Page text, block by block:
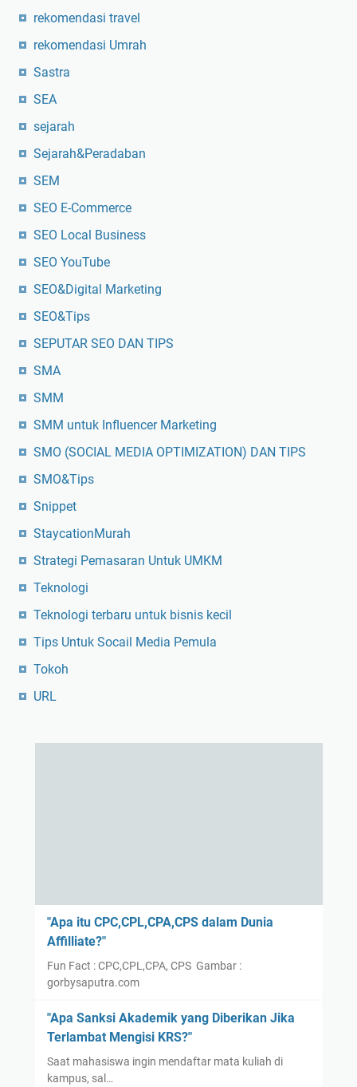
rekomendasi travel
rekomendasi Umrah
Sastra
SEA
sejarah
Sejarah&Peradaban
SEM
SEO E-Commerce
SEO Local Business
SEO YouTube
SEO&Digital Marketing
SEO&Tips
SEPUTAR SEO DAN TIPS
SMA
SMM
SMM untuk Influencer Marketing
SMO (SOCIAL MEDIA OPTIMIZATION) DAN TIPS
SMO&Tips
Snippet
StaycationMurah
Strategi Pemasaran Untuk UMKM
Teknologi
Teknologi terbaru untuk bisnis kecil
Tips Untuk Socail Media Pemula
Tokoh
URL
"Apa itu CPC,CPL,CPA,CPS dalam Dunia
Affilliate?"
Fun Fact : CPC,CPL,CPA, CPS Gambar :
gorbysaputra.com
"Apa Sanksi Akademik yang Diberikan Jika
Terlambat Mengisi KRS?"
Saat mahasiswa ingin mendaftar mata kuliah di
kampus, sal…